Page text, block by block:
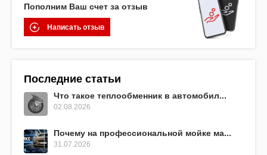
Пополним Ваш счет за отзыв
Написать отзыв
Последние статьи
Что такое теплообменник в автомобил...
02.08.2026
Почему на профессиональной мойке ма...
31.07.2026